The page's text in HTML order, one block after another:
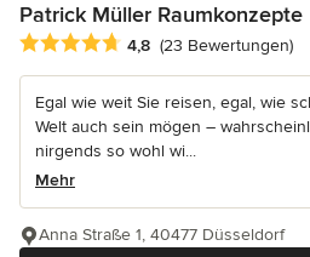
Patrick Müller Raumkonzepte
Durchschnittliche Bewertung: 4.8
4,8 (23 Bewertungen)
Egal wie weit Sie reisen, egal, wie
Welt auch sein mögen –
nirgends so wohl wi...
Mehr
Anna Straße 1, 40477 Düsseldorf